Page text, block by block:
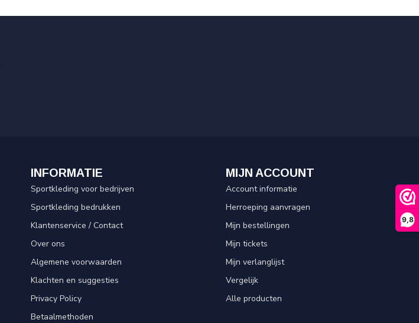
9,8
INFORMATIE
Sportkleding voor bedrijven
Sportkleding bedrukken
Klantenservice / Contact
Over ons
Algemene voorwaarden
Klachten en suggesties
Privacy Policy
Betaalmethoden
MIJN ACCOUNT
Account informatie
Herroeping aanvragen
Mijn bestellingen
Mijn tickets
Mijn verlanglijst
Vergelijk
Alle producten